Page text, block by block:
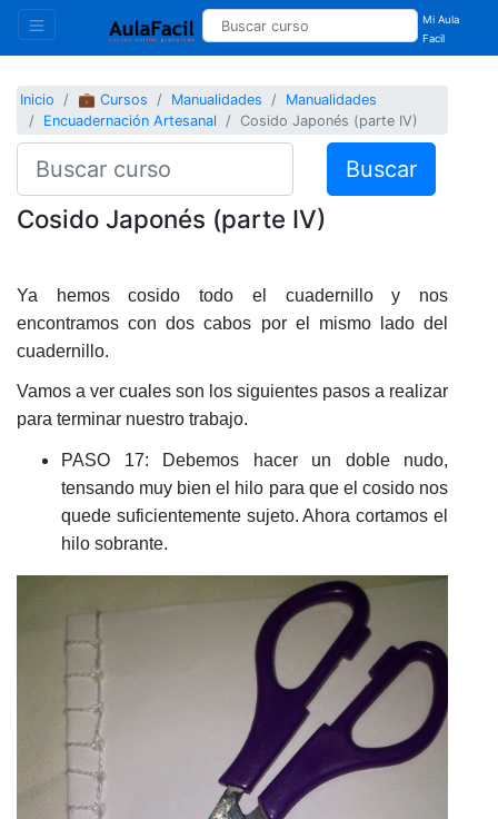
Mi Aula
Facil
Inicio 💼 Cursos Manualidades
Manualidades
Encuadernación Artesanal
Cosido Japonés (parte IV)
Buscar
Cosido Japonés (parte IV)
Ya hemos cosido todo el cuadernillo y nos
encontramos con dos cabos por el mismo lado del
cuadernillo.
Vamos a ver cuales son los siguientes pasos a realizar
para terminar nuestro trabajo.
PASO 17: Debemos hacer un doble nudo,
tensando muy bien el hilo para que el cosido nos
quede suficientemente sujeto. Ahora cortamos el
hilo sobrante.